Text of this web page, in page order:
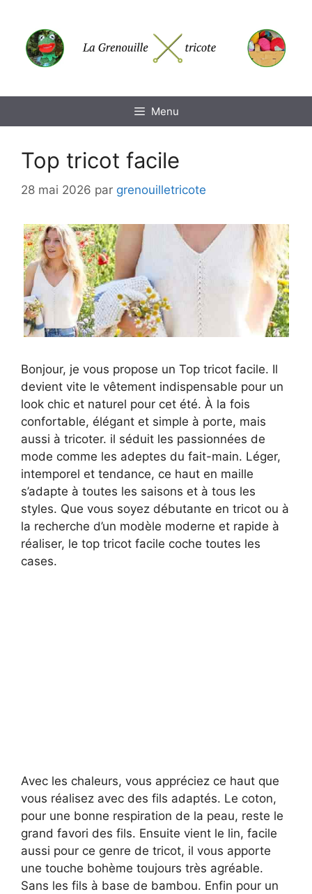
contenu
Menu
Top tricot facile
28 mai 2026 par grenouilletricote
Bonjour, je vous propose un Top tricot facile. Il
devient vite le vêtement indispensable pour un
look chic et naturel pour cet été. À la fois
confortable, élégant et simple à porte, mais
aussi à tricoter. il séduit les passionnées de
mode comme les adeptes du fait-main. Léger,
intemporel et tendance, ce haut en maille
s’adapte à toutes les saisons et à tous les
styles. Que vous soyez débutante en tricot ou à
la recherche d’un modèle moderne et rapide à
réaliser, le top tricot facile coche toutes les
cases.
Avec les chaleurs, vous appréciez ce haut que
vous réalisez avec des fils adaptés. Le coton,
pour une bonne respiration de la peau, reste le
grand favori des fils. Ensuite vient le lin, facile
aussi pour ce genre de tricot, il vous apporte
une touche bohème toujours très agréable.
Sans les fils à base de bambou. Enfin pour un